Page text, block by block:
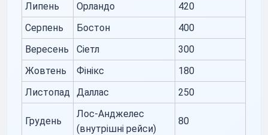
Липень
Орландо
420
Серпень
Бостон
400
Вересень
Сіетл
300
Жовтень
Фінікс
180
Листопад
Даллас 250
Грудень
Лос-Анджелес
(внутрішні рейси)
80